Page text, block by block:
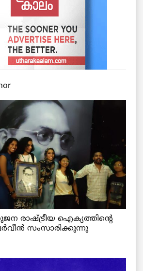
രാഷ്ട്രീയ ഐക്യത്തിന്റെ
സംസാരിക്കുന്നു